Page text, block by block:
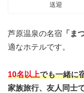
送迎
芦原温泉の名宿 「ま
適なホテルです。
10名以上でも一緒に
家族旅行、友人同士